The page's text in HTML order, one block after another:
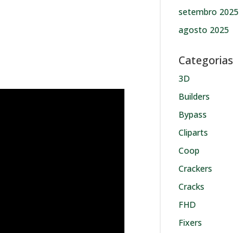
setembro 2025
agosto 2025
Categorias
3D
Builders
Bypass
Cliparts
Coop
Crackers
Cracks
FHD
Fixers